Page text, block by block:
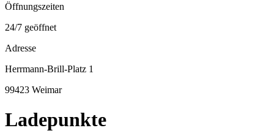
Öffnungszeiten
24/7 geöffnet
Adresse
Herrmann-Brill-Platz 1
99423 Weimar
Ladepunkte